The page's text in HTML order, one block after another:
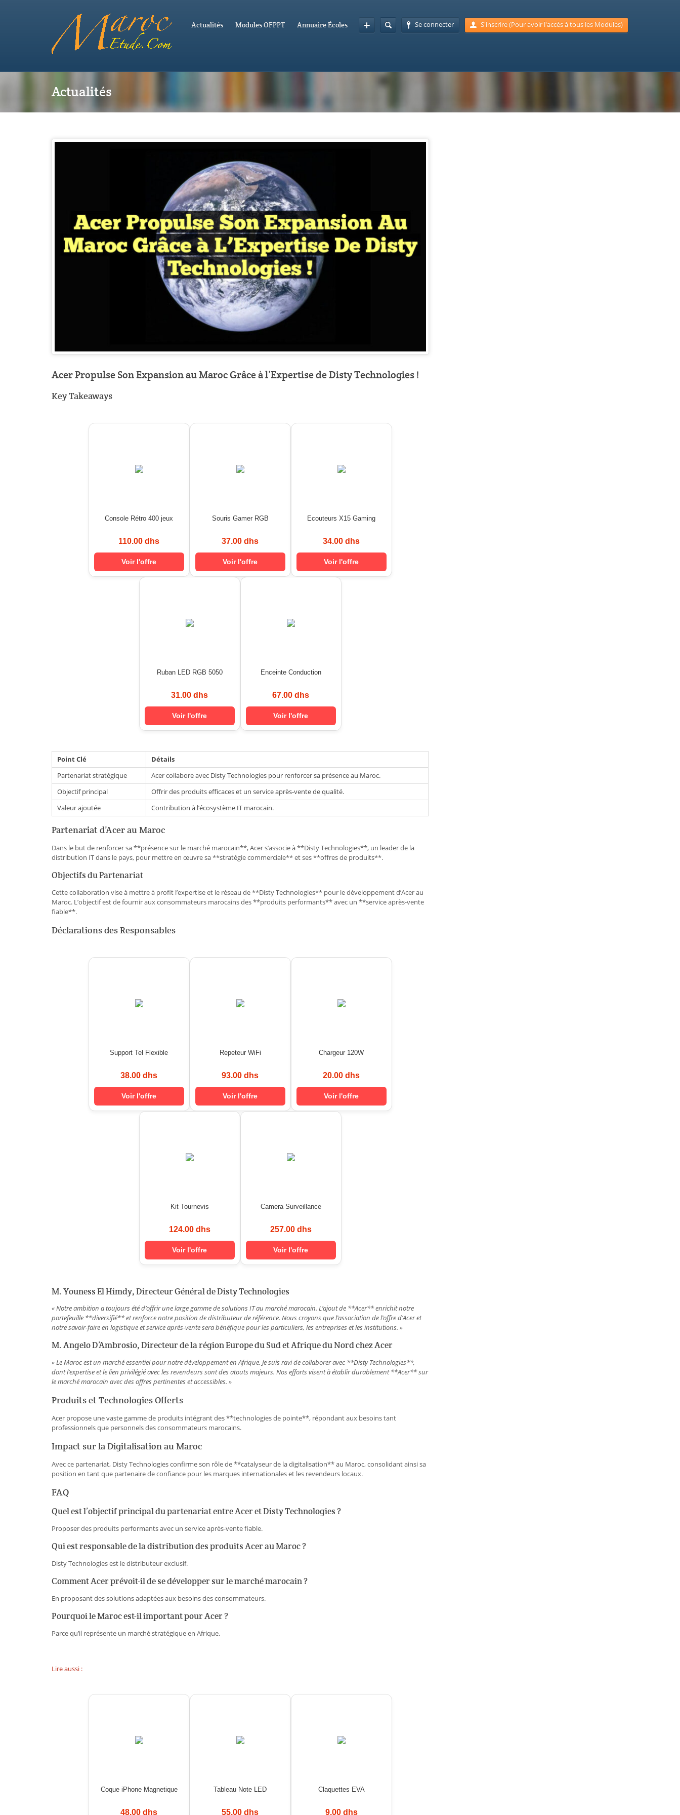
Se connecter S'inscrire (Pour avoir l'accès à tous les Modules)
Actualités Modules OFPPT Annuaire Écoles
Actualités
Acer Propulse Son Expansion au Maroc Grâce à l’Expertise de Disty Technologies !
Key Takeaways
Console Rétro 400 jeux
110.00 dhs
Voir l'offre
Souris Gamer RGB
37.00 dhs
Voir l'offre
Ecouteurs X15 Gaming
34.00 dhs
Voir l'offre
Ruban LED RGB 5050
31.00 dhs
Voir l'offre
Enceinte Conduction
67.00 dhs
Voir l'offre
Point Clé
Détails
Partenariat stratégique
Acer collabore avec Disty Technologies pour renforcer sa présence au Maroc.
Objectif principal
Offrir des produits efficaces et un service après-vente de qualité.
Valeur ajoutée
Contribution à l’écosystème IT marocain.
Partenariat d’Acer au Maroc
Dans le but de renforcer sa **présence sur le marché marocain**, Acer s’associe à **Disty Technologies**, un leader de la
distribution IT dans le pays, pour mettre en œuvre sa **stratégie commerciale** et ses **offres de produits**.
Objectifs du Partenariat
Cette collaboration vise à mettre à profit l’expertise et le réseau de **Disty Technologies** pour le développement d’Acer au
Maroc. L’objectif est de fournir aux consommateurs marocains des **produits performants** avec un **service après-vente
fiable**.
Déclarations des Responsables
Support Tel Flexible
38.00 dhs
Voir l'offre
Repeteur WiFi
93.00 dhs
Voir l'offre
Chargeur 120W
20.00 dhs
Voir l'offre
Kit Tournevis
124.00 dhs
Voir l'offre
Camera Surveillance
257.00 dhs
Voir l'offre
M. Youness El Himdy, Directeur Général de Disty Technologies
« Notre ambition a toujours été d’offrir une large gamme de solutions IT au marché marocain. L’ajout de **Acer** enrichit notre
portefeuille **diversifié** et renforce notre position de distributeur de référence. Nous croyons que l’association de l’offre d’Acer et
notre savoir-faire en logistique et service après-vente sera bénéfique pour les particuliers, les entreprises et les institutions. »
M. Angelo D’Ambrosio, Directeur de la région Europe du Sud et Afrique du Nord chez Acer
« Le Maroc est un marché essentiel pour notre développement en Afrique. Je suis ravi de collaborer avec **Disty Technologies**,
dont l’expertise et le lien privilégié avec les revendeurs sont des atouts majeurs. Nos efforts visent à établir durablement **Acer** sur
le marché marocain avec des offres pertinentes et accessibles. »
Produits et Technologies Offerts
Acer propose une vaste gamme de produits intégrant des **technologies de pointe**, répondant aux besoins tant
professionnels que personnels des consommateurs marocains.
Impact sur la Digitalisation au Maroc
Avec ce partenariat, Disty Technologies confirme son rôle de **catalyseur de la digitalisation** au Maroc, consolidant ainsi sa
position en tant que partenaire de confiance pour les marques internationales et les revendeurs locaux.
FAQ
Quel est l’objectif principal du partenariat entre Acer et Disty Technologies ?
Proposer des produits performants avec un service après-vente fiable.
Qui est responsable de la distribution des produits Acer au Maroc ?
Disty Technologies est le distributeur exclusif.
Comment Acer prévoit-il de se développer sur le marché marocain ?
En proposant des solutions adaptées aux besoins des consommateurs.
Pourquoi le Maroc est-il important pour Acer ?
Parce qu’il représente un marché stratégique en Afrique.
Lire aussi :
Coque iPhone Magnetique
48.00 dhs
Tableau Note LED
55.00 dhs
Claquettes EVA
9.00 dhs